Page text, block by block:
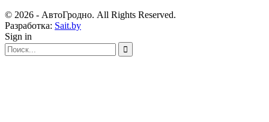
© 2026 - АвтоГродно. All Rights Reserved.
Разработка: Sait.by
Sign in